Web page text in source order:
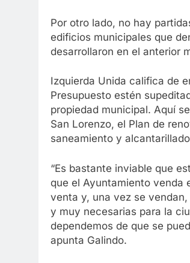
Por otro lado, no hay
edificios municipales que
desarrollaron en el anterior
Izquierda Unida califica de
Presupuesto estén
propiedad municipal. Aquí
San Lorenzo, el Plan de
saneamiento y
“Es bastante inviable que
que el Ayuntamiento venda
venta y, una vez se
y muy necesarias para la
dependemos de que se
apunta Galindo.